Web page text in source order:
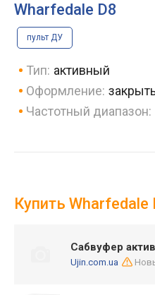
Wharfedale D8
пульт ДУ
Тип: активный
Оформление:
Частотный диапазон:
Купить Wharfedale
Сабвуфер
Ujin.com.ua